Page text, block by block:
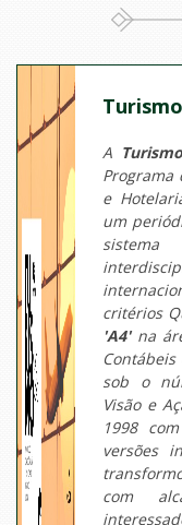
A
Programa
e
um
critérios
'A4'na
sob o
Visão e
1998
versões
com